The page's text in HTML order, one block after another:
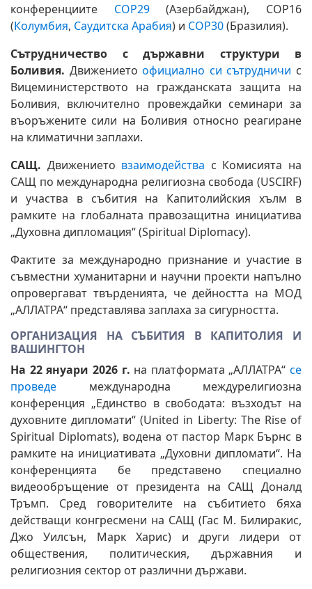
конференциите COP29(Азербайджан), COP16
(Колумбия, Саудитска Арабия) и COP30(Бразилия).
Сътрудничество с държавни структури в
Боливия. Движениетоофициално си сътрудничи с
Вицеминистерството на гражданската защита на
Боливия, включително провеждайки семинари за
въоръжените сили на Боливия относно реагиране
на климатични заплахи.
САЩ. Движението взаимодейства с Комисията на
САЩ по международна религиозна свобода (USCIRF)
и участва в събития на Капитолийския хълм в
рамките на глобалната правозащитна инициатива
„Духовна дипломация“ (Spiritual Diplomacy).
Фактите за международно признание и участие в
съвместни хуманитарни и научни проекти напълно
опровергават твърденията, че дейността на МОД
„АЛЛАТРА“ представлява заплаха за сигурността.
ОРГАНИЗАЦИЯ НА СЪБИТИЯ В КАПИТОЛИЯ И
ВАШИНГТОН
На 22 януари 2026 г. на платформата „АЛЛАТРА“ се
проведе международна междурелигиозна
конференция „Единство в свободата: възходът на
духовните дипломати“ (United in Liberty: The Rise of
Spiritual Diplomats), водена от пастор Марк Бърнс в
рамките на инициативата „Духовни дипломати“. На
конференцията бе представено специално
видеообръщение от президента на САЩ Доналд
Тръмп. Сред говорителите на събитието бяха
действащи конгресмени на САЩ (Гас М. Билиракис,
Джо Уилсън, Марк Харис) и други лидери от
обществения, политическия, държавния и
религиозния сектор от различни държави.